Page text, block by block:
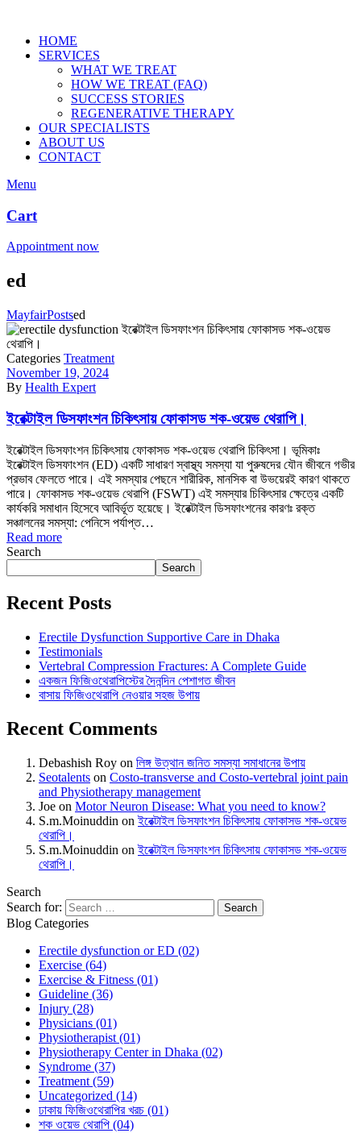
HOME
SERVICES
WHAT WE TREAT
HOW WE TREAT (FAQ)
SUCCESS STORIES
REGENERATIVE THERAPY
OUR SPECIALISTS
ABOUT US
CONTACT
Menu
Cart
Appointment now
ed
MayfairPostsed
Categories Treatment
November 19, 2024
By Health Expert
ইরেক্টাইল ডিসফাংশন চিকিৎসায় ফোকাসড শক-ওয়েভ থেরাপি।
ইরেক্টাইল ডিসফাংশন চিকিৎসায় ফোকাসড শক-ওয়েভ থেরাপি চিকিৎসা। ভূমিকাঃ
ইরেক্টাইল ডিসফাংশন (ED) একটি সাধারণ স্বাস্থ্য সমস্যা যা পুরুষদের যৌন জীবনে গভীর
প্রভাব ফেলতে পারে। এই সমস্যার পেছনে শারীরিক, মানসিক বা উভয়েরই কারণ থাকতে
পারে। ফোকাসড শক-ওয়েভ থেরাপি (FSWT) এই সমস্যার চিকিৎসার ক্ষেত্রে একটি
কার্যকরি সমাধান হিসেবে আবির্ভূত হয়েছে। ইরেক্টাইল ডিসফাংশনের কারণঃ রক্ত
সঞ্চালনের সমস্যা: পেনিসে পর্যাপ্ত…
Read more
Search
Search
Recent Posts
Erectile Dysfunction Supportive Care in Dhaka
Testimonials
Vertebral Compression Fractures: A Complete Guide
একজন ফিজিওথেরাপিস্টের দৈনন্দিন পেশাগত জীবন
বাসায় ফিজিওথেরাপি নেওয়ার সহজ উপায়
Recent Comments
Debashish Roy on লিঙ্গ উত্থান জনিত সমস্যা সমাধানের উপায়
Seotalents on Costo-transverse and Costo-vertebral joint pain
and Physiotherapy management
Joe on Motor Neuron Disease: What you need to know?
S.m.Moinuddin onইরেক্টাইল ডিসফাংশন চিকিৎসায় ফোকাসড শক-ওয়েভ
থেরাপি।
S.m.Moinuddin onইরেক্টাইল ডিসফাংশন চিকিৎসায় ফোকাসড শক-ওয়েভ
থেরাপি।
Search
Search for:
Blog Categories
Erectile dysfunction or ED (02)
Exercise (64)
Exercise & Fitness (01)
Guideline (36)
Injury (28)
Physicians (01)
Physiotherapist (01)
Physiotherapy Center in Dhaka (02)
Syndrome (37)
Treatment (59)
Uncategorized (14)
ঢাকায় ফিজিওথেরাপির খরচ (01)
শক ওয়েভ থেরাপি (04)